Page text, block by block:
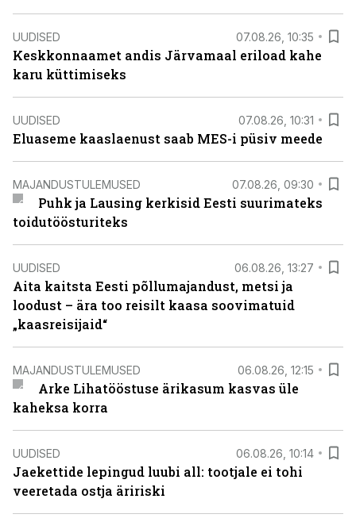
UUDISED 07.08.26, 10:35
Keskkonnaamet andis Järvamaal eriload kahe
karu küttimiseks
UUDISED 07.08.26, 10:31
Eluaseme kaaslaenust saab MES-i püsiv meede
MAJANDUSTULEMUSED 07.08.26, 09:30
Puhk ja Lausing kerkisid Eesti suurimateks
toidutöösturiteks
UUDISED 06.08.26, 13:27
Aita kaitsta Eesti põllumajandust, metsi ja
loodust – ära too reisilt kaasa soovimatuid
„kaasreisijaid“
MAJANDUSTULEMUSED 06.08.26, 12:15
Arke Lihatööstuse ärikasum kasvas üle
kaheksa korra
UUDISED 06.08.26, 10:14
Jaekettide lepingud luubi all: tootjale ei tohi
veeretada ostja äririski